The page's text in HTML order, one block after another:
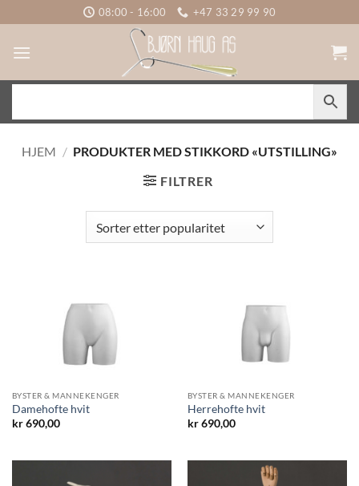
to
content
08:00 - 16:00 +47 33 29 99 90
HJEM / PRODUKTER MED STIKKORD «UTSTILLING»
FILTRER
BYSTER & MANNEKENGER
Damehofte hvit
kr690,00
BYSTER & MANNEKENGER
Herrehofte hvit
kr690,00